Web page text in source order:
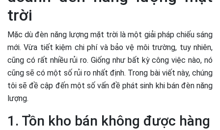
trời
Mặc dù đèn năng lượng mặt trời là một giải pháp chiếu sáng
mới. Vừa tiết kiệm chi phí và bảo vệ môi trường, tuy nhiên,
cũng có rất nhiều rủi ro. Giống như bất kỳ công việc nào, nó
cũng sẽ có một số rủi ro nhất định. Trong bài viết này, chúng
tôi sẽ đề cập đến một số vấn đề phát sinh khi bán đèn năng
lượng.
1. Tồn kho bán không được hàng